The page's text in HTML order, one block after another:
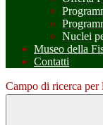
Nuclei
Museo della
Contatti
Campo di ricerca per